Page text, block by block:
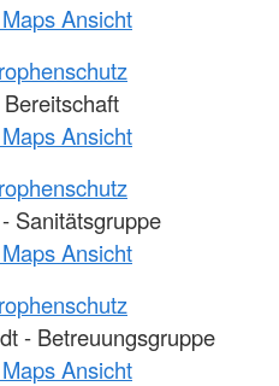
Ansicht
Ansicht
Sanitätsgruppe
Ansicht
- Betreuungsgruppe
Ansicht